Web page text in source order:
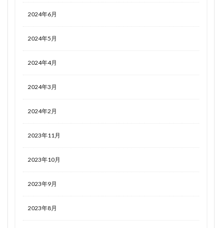
2024年6月
2024年5月
2024年4月
2024年3月
2024年2月
2023年11月
2023年10月
2023年9月
2023年8月